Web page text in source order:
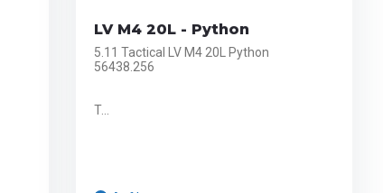
LV M4 20L - Python
5.11 Tactical LV M4 20L Python
56438.256
T...